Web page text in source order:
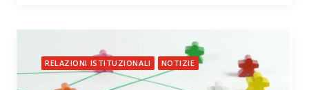
RELAZIONI ISTITUZIONALI NOTIZIE